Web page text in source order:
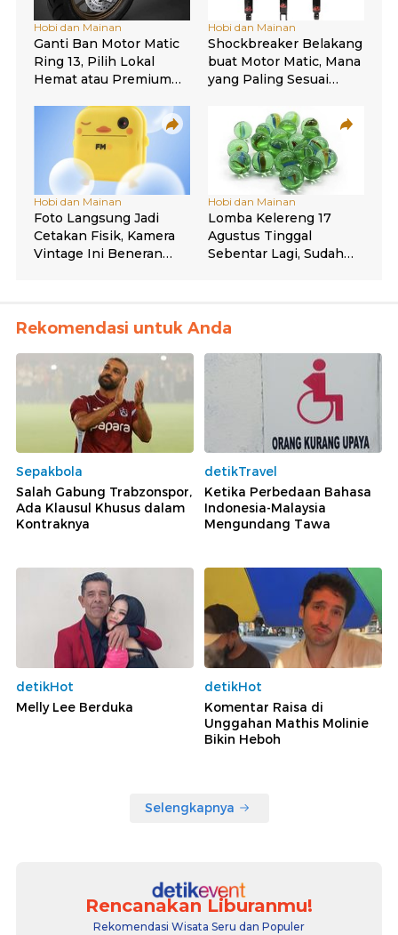
Rekomendasi untuk Anda
Sepakbola
Salah Gabung Trabzonspor,
Ada Klausul Khusus dalam
Kontraknya
detikTravel
Ketika Perbedaan Bahasa
Indonesia-Malaysia
Mengundang Tawa
detikHot
Melly Lee Berduka
detikHot
Komentar Raisa di
Unggahan Mathis Molinie
Bikin Heboh
Selengkapnya
Rencanakan Liburanmu!
Rekomendasi Wisata Seru dan Populer